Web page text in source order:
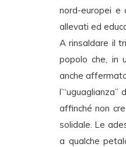
nord-europei e
allevati ed
A rinsaldare il
popolo che, in
anche
affinché non
solidale. Le
a qualche